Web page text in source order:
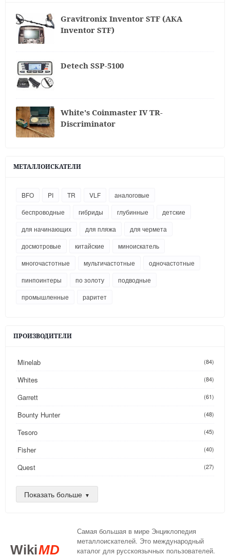
Gravitronix Inventor STF (АКА
Inventor STF)
Detech SSP-5100
White's Coinmaster IV TR-
Discriminator
МЕТАЛЛОИСКАТЕЛИ
BFO PI TR VLF
аналоговые
беспроводные
гибриды глубинные
детские
для начинающих
для пляжа
для чермета
досмотровые
китайские
миноискатель
многочастотные
мультичастотные
одночастотные
пинпоинтеры
по золоту
подводные
промышленные
раритет
ПРОИЗВОДИТЕЛИ
Minelab (84)
Whites (84)
Garrett (61)
Bounty Hunter (48)
Tesoro (45)
Fisher (40)
Quest (27)
Golden Mask
Nokta
XP (14)
Показать больше
WikiMD
Самая большая в мире Энциклопедия
металлоискателей. Это международный
каталог для русскоязычных пользователей.